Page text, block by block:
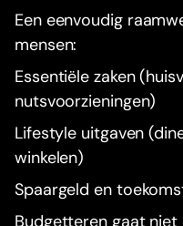
Een eenvoudig
mensen:
Essentiële zaken
nutsvoorzieningen)
Lifestyle uitgaven
winkelen)
Spaargeld en
Budgetteren gaat